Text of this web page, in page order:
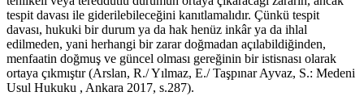
tespit davası ile giderilebileceğini kanıtlamalıdır. Çünkü tespit
davası, hukuki bir durum ya da hak henüz inkâr ya da ihlal
edilmeden, yani herhangi bir zarar doğmadan açılabildiğinden,
menfaatin doğmuş ve güncel olması gereğinin bir istisnası olarak
ortaya çıkmıştır (Arslan, R./ Yılmaz, E./ Taşpınar Ayvaz, S.: Medeni
Usul Hukuku , Ankara 2017, s.287).